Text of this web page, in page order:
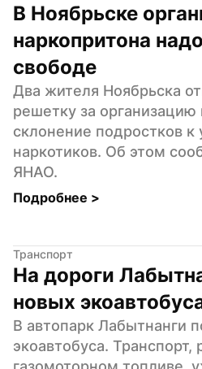
В Ноябрьске
наркопритона
свободе
Два жителя Ноябрьска
решетку за организацию
склонение подростков
наркотиков. Об этом
ЯНАО.
Подробнее >
Транспорт
На дороги
новых
В автопарк Лабытнанги
экоавтобуса.